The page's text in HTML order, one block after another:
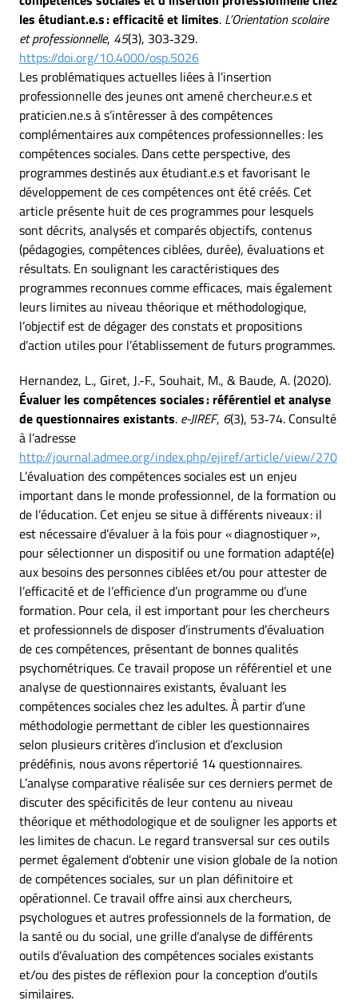
les étudiant.e.s : efficacité et limites. L’Orientation scolaire
et professionnelle, 45(3), 303‑329.
https://doi.org/10.4000/osp.5026
Les problématiques actuelles liées à l’insertion
professionnelle des jeunes ont amené chercheur.e.s et
praticien.ne.s à s’intéresser à des compétences
complémentaires aux compétences professionnelles : les
compétences sociales. Dans cette perspective, des
programmes destinés aux étudiant.e.s et favorisant le
développement de ces compétences ont été créés. Cet
article présente huit de ces programmes pour lesquels
sont décrits, analysés et comparés objectifs, contenus
(pédagogies, compétences ciblées, durée), évaluations et
résultats. En soulignant les caractéristiques des
programmes reconnues comme efficaces, mais également
leurs limites au niveau théorique et méthodologique,
l’objectif est de dégager des constats et propositions
d’action utiles pour l’établissement de futurs programmes.
Hernandez, L., Giret, J.-F., Souhait, M., & Baude, A. (2020).
Évaluer les compétences sociales : référentiel et analyse
de questionnaires existants. e-JIREF, 6(3), 53‑74. Consulté
à l’adresse
http://journal.admee.org/index.php/ejiref/article/view/270
L’évaluation des compétences sociales est un enjeu
important dans le monde professionnel, de la formation ou
de l’éducation. Cet enjeu se situe à différents niveaux : il
est nécessaire d’évaluer à la fois pour « diagnostiquer »,
pour sélectionner un dispositif ou une formation adapté(e)
aux besoins des personnes ciblées et/ou pour attester de
l’efficacité et de l’efficience d’un programme ou d’une
formation. Pour cela, il est important pour les chercheurs
et professionnels de disposer d’instruments d’évaluation
de ces compétences, présentant de bonnes qualités
psychométriques. Ce travail propose un référentiel et une
analyse de questionnaires existants, évaluant les
compétences sociales chez les adultes. À partir d’une
méthodologie permettant de cibler les questionnaires
selon plusieurs critères d’inclusion et d’exclusion
prédéfinis, nous avons répertorié 14 questionnaires.
L’analyse comparative réalisée sur ces derniers permet de
discuter des spécificités de leur contenu au niveau
théorique et méthodologique et de souligner les apports et
les limites de chacun. Le regard transversal sur ces outils
permet également d’obtenir une vision globale de la notion
de compétences sociales, sur un plan définitoire et
opérationnel. Ce travail offre ainsi aux chercheurs,
psychologues et autres professionnels de la formation, de
la santé ou du social, une grille d’analyse de différents
outils d’évaluation des compétences sociales existants
et/ou des pistes de réflexion pour la conception d’outils
similaires.